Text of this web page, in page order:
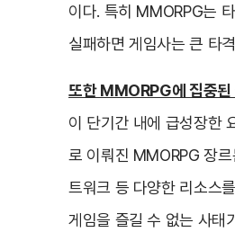
이다. 특히 MMORPG는
실패하면 게임사는 큰 타
또한 MMORPG에 집중된
이 단기간 내에 급성장한
로 이뤄진 MMORPG 장
트워크 등 다양한 리소스
게임을 즐길 수 없는 사태